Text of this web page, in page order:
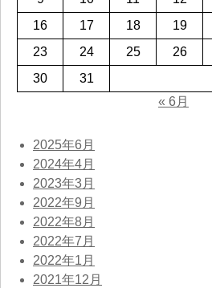
16
17 18 19
23
24 25 26
30
31
« 6月
2025年6月
2024年4月
2023年3月
2022年9月
2022年8月
2022年7月
2022年1月
2021年12月